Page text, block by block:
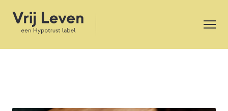
Wat kan ik maximaal lenen?